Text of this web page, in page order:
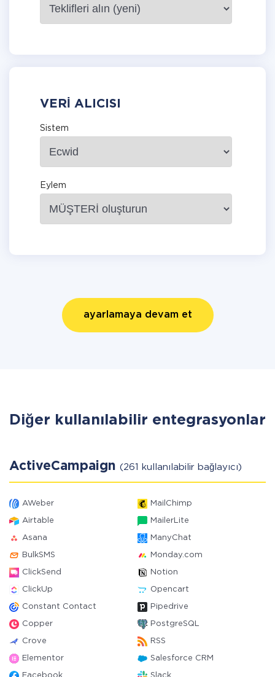
VERI ALICISI
Sistem
Eylem
ayarlamaya devam et
Diğer kullanılabilir entegrasyonlar
ActiveCampaign (261 kullanılabilir bağlayıcı)
AWeber MailChimp
Airtable MailerLite
Asana ManyChat
BulkSMS Monday.com
ClickSend Notion
ClickUp Opencart
Constant Contact Pipedrive
Copper PostgreSQL
Crove RSS
Elementor Salesforce CRM
Facebook Slack